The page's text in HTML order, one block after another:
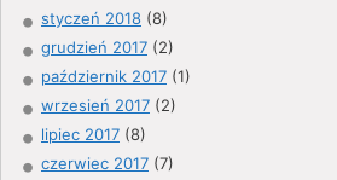
styczeń 2018 (8)
grudzień 2017 (2)
październik 2017 (1)
wrzesień 2017 (2)
lipiec 2017 (8)
czerwiec 2017 (7)